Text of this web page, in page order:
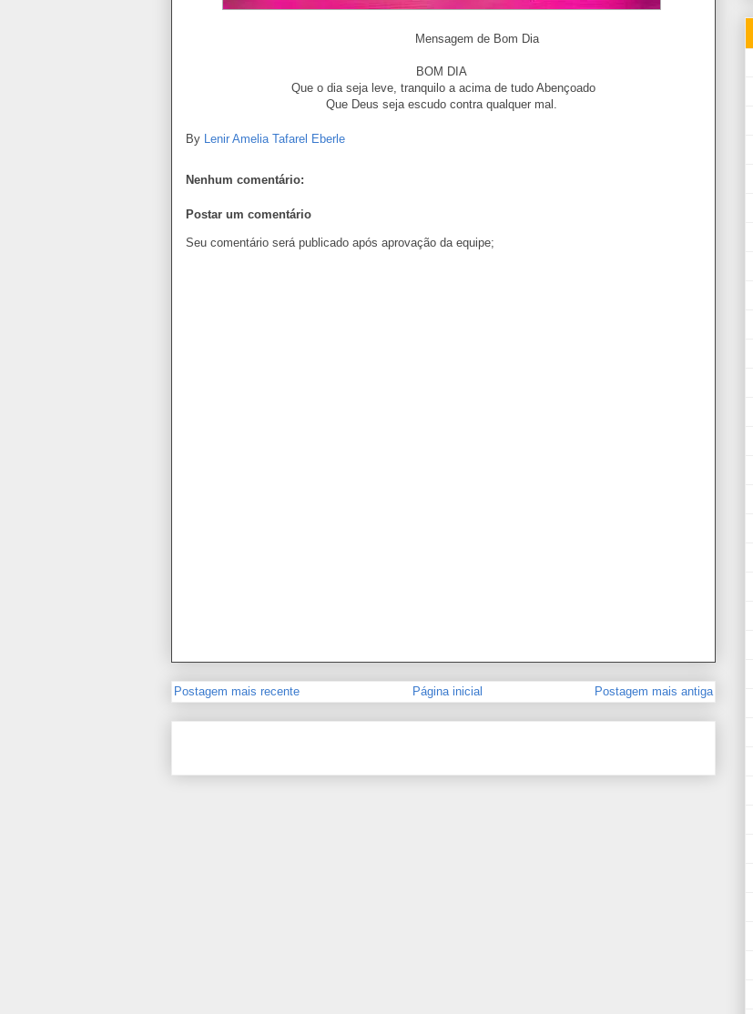
Mensagem de Bom Dia
BOM DIA
Que o dia seja leve, tranquilo a acima de tudo Abençoado
Que Deus seja escudo contra qualquer mal.
By Lenir Amelia Tafarel Eberle
Nenhum comentário:
Postar um comentário
Seu comentário será publicado após aprovação da equipe;
Postagem mais recente Postagem mais antiga
Página inicial